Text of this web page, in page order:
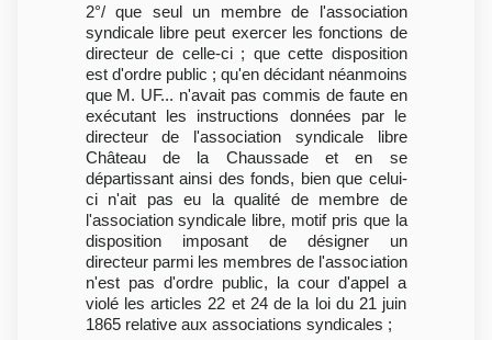
2°/ que seul un membre de l'association
syndicale libre peut exercer les fonctions de
directeur de celle-ci ; que cette disposition
est d'ordre public ; qu'en décidant néanmoins
que M. UF... n'avait pas commis de faute en
exécutant les instructions données par le
directeur de l'association syndicale libre
Château de la Chaussade et en se
départissant ainsi des fonds, bien que celui-
ci n'ait pas eu la qualité de membre de
l'association syndicale libre, motif pris que la
disposition imposant de désigner un
directeur parmi les membres de l'association
n'est pas d'ordre public, la cour d'appel a
violé les articles 22 et 24 de la loi du 21 juin
1865 relative aux associations syndicales ;